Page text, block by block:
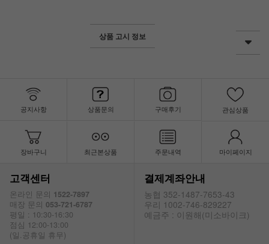
상품 고시 정보
공지사항 상품문의 구매후기 관심상품
장바구니 최근본상품 주문내역 마이페이지
고객센터
온라인 문의 1522-7897
매장 문의 053-721-6787
평일 : 10:30-16:30
점심 12:00-13:00
(일.공휴일 휴무)
결제계좌안내
농협 352-1487-7653-43
우리 1002-746-829227
예금주 : 이원해(미소바이크)